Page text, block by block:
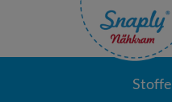
Stoffe